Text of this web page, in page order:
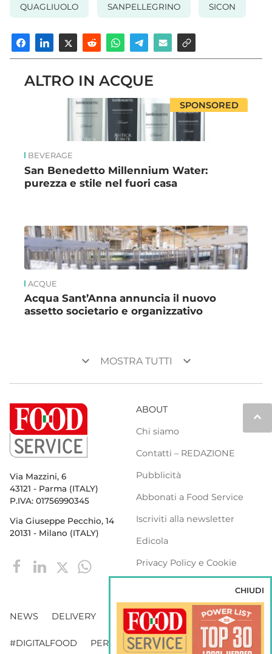
QUAGLIUOLO SANPELLEGRINO SICON
ALTRO IN ACQUE
SPONSORED
BEVERAGE
San Benedetto Millennium Water:
purezza e stile nel fuori casa
ACQUE
Acqua Sant’Anna annuncia il nuovo
assetto societario e organizzativo
keyboard_arrow_down MOSTRA TUTTI keyboard_arrow_down
keyboard_arrow_up
Via Mazzini, 6
43121 - Parma (ITALY)
P.IVA: 01756990345
Via Giuseppe Pecchio, 14
20131 - Milano (ITALY)
ABOUT
Chi siamo
Contatti – REDAZIONE
Pubblicità
Abbonati a Food Service
Iscriviti alla newsletter
Edicola
Privacy Policy e Cookie
NEWS DELIVERY DISTRIBUZIONE
#DIGITALFOOD PERSONE WEBINAR VENDING
CHIUDI